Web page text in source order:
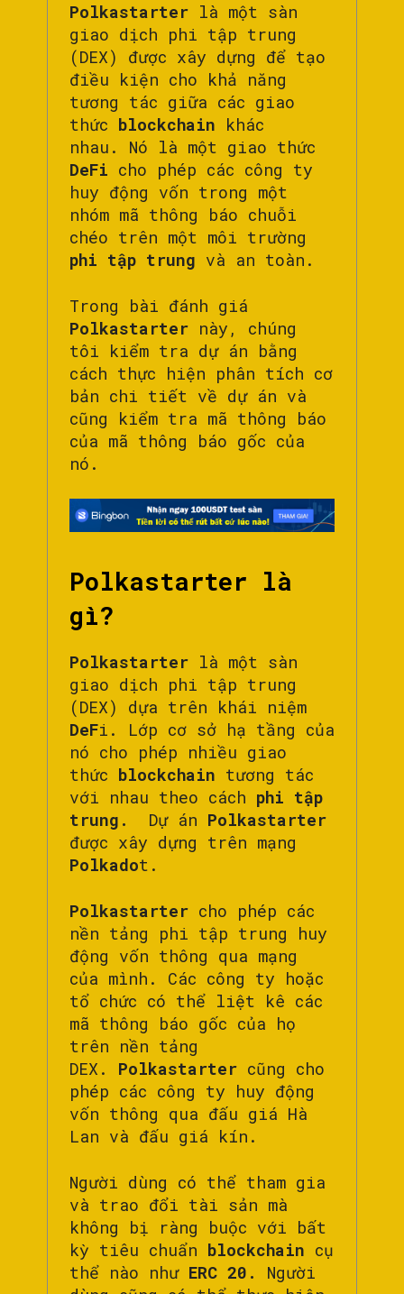
Polkastarter là một sàn
giao dịch phi tập trung
(DEX) được xây dựng để tạo
điều kiện cho khả năng
tương tác giữa các giao
thức blockchain khác
nhau. Nó là một giao thức
DeFi cho phép các công ty
huy động vốn trong một
nhóm mã thông báo chuỗi
chéo trên một môi trường
phi tập trung và an toàn.
Trong bài đánh giá
Polkastarter này, chúng
tôi kiểm tra dự án bằng
cách thực hiện phân tích cơ
bản chi tiết về dự án và
cũng kiểm tra mã thông báo
của mã thông báo gốc của
nó.
Polkastarter là
gì?
Polkastarter là một sàn
giao dịch phi tập trung
(DEX) dựa trên khái niệm
DeFi. Lớp cơ sở hạ tầng của
nó cho phép nhiều giao
thức blockchain tương tác
với nhau theo cách phi tập
trung.
Dự án Polkastarter
được xây dựng trên mạng
Polkadot.
Polkastarter cho phép các
nền tảng phi tập trung huy
động vốn thông qua mạng
của mình. Các công ty hoặc
tổ chức có thể liệt kê các
mã thông báo gốc của họ
trên nền tảng
DEX. Polkastarter cũng cho
phép các công ty huy động
vốn thông qua đấu giá Hà
Lan và đấu giá kín.
Người dùng có thể tham gia
và trao đổi tài sản mà
không bị ràng buộc với bất
kỳ tiêu chuẩn blockchain cụ
thể nào nhưERC 20.
Người